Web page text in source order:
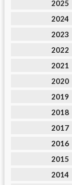
2025
2024
2023
2022
2021
2020
2019
2018
2017
2016
2015
2014